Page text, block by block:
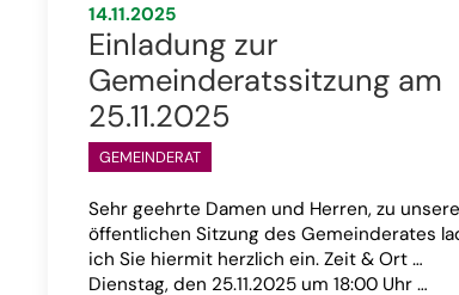
14.11.2025
Einladung zur
Gemeinderatssitzung am
25.11.2025
GEMEINDERAT
Sehr geehrte Damen und Herren, zu
öffentlichen Sitzung des Gemeinderates
ich Sie hiermit herzlich ein. Zeit & Ort …
Dienstag, den 25.11.2025 um 18:00 Uhr …